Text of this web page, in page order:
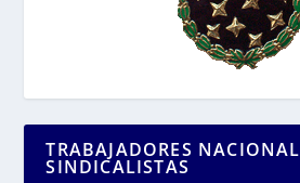
TRABAJADORES NACIONAL
SINDICALISTAS